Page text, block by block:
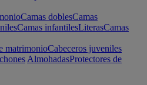
Camas doblesCamas
Camas infantilesLiterasCamas
matrimonioCabeceros juveniles
AlmohadasProtectores de